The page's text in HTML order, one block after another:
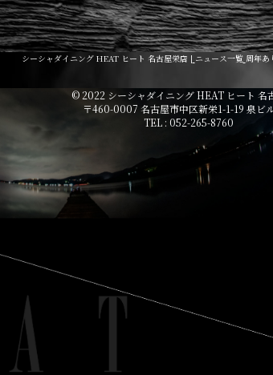
シーシャダイニング HEAT ヒート 名古屋栄店 | ニュース一覧 周年あ
© 2022 シーシャダイニング HEAT ヒート 名
〒460-0007 名古屋市中区新栄1-1-19 泉ビ
TEL : 052-265-8760